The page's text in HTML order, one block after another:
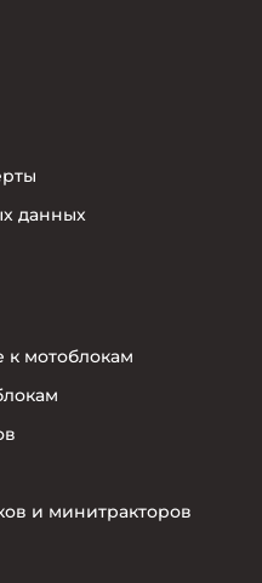
данных
к мотоблокам
и минитракторов